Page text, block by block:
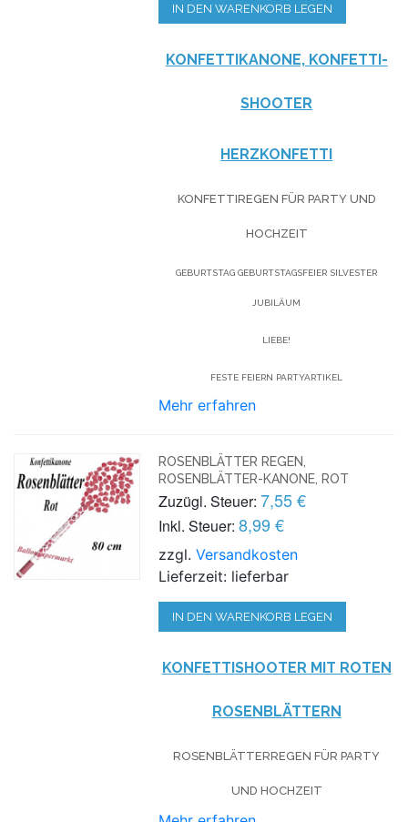
IN DEN WARENKORB LEGEN
KONFETTIKANONE, KONFETTI-
SHOOTER
HERZKONFETTI
KONFETTIREGEN FÜR PARTY UND
HOCHZEIT
GEBURTSTAG GEBURTSTAGSFEIER SILVESTER
JUBILÄUM
LIEBE!
FESTE FEIERN PARTYARTIKEL
Mehr erfahren
ROSENBLÄTTER REGEN,
ROSENBLÄTTER-KANONE, ROT
Zuzügl. Steuer: 7,55 €
Inkl. Steuer: 8,99 €
zzgl.Versandkosten
Lieferzeit: lieferbar
IN DEN WARENKORB LEGEN
KONFETTISHOOTER MIT ROTEN
ROSENBLÄTTERN
ROSENBLÄTTERREGEN FÜR PARTY
UND HOCHZEIT